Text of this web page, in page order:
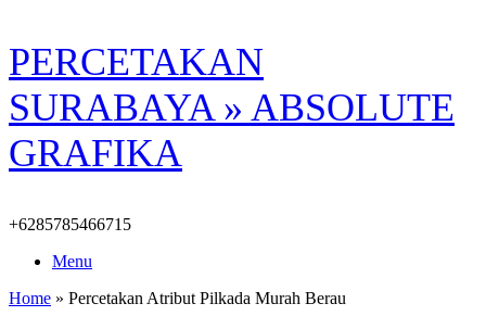
Skip
to
content
PERCETAKAN
SURABAYA » ABSOLUTE
GRAFIKA
+6285785466715
Menu
Home » Percetakan Atribut Pilkada Murah Berau